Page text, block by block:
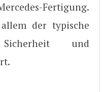
Fertigung.
der typische
und